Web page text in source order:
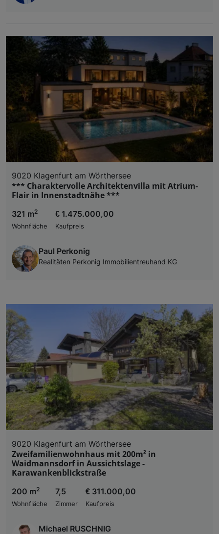
9020 Klagenfurt am Wörthersee
*** Charaktervolle Architektenvilla mit Atrium-
Flair in Innenstadtnähe ***
321 m2
Wohnfläche
€ 1.475.000,00
Kaufpreis
Paul Perkonig
Realitäten Perkonig Immobilientreuhand KG
9020 Klagenfurt am Wörthersee
Zweifamilienwohnhaus mit 200m² in
Waidmannsdorf in Aussichtslage -
Karawankenblickstraße
200 m2
Wohnfläche
7,5
Zimmer
€ 311.000,00
Kaufpreis
Michael RUSCHNIG